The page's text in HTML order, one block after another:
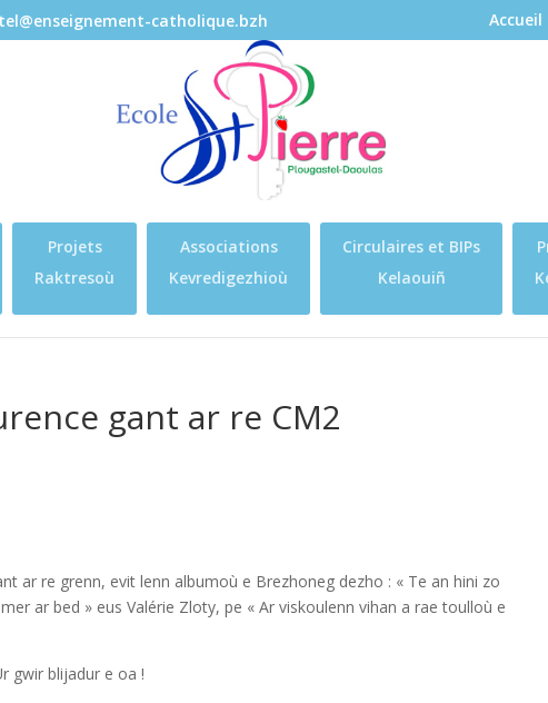
catholique.bzh Accueil
Projets
Raktresoù
Associations
Kevredigezhioù
Circulaires et BIPs
Kelaouiñ
gant ar re CM2
ar re grenn, evit lenn albumoù e Brezhoneg dezho : « Te an hini zo
ar bed » eus Valérie Zloty, pe « Ar viskoulenn vihan a rae toulloù e
gwir blijadur e oa !